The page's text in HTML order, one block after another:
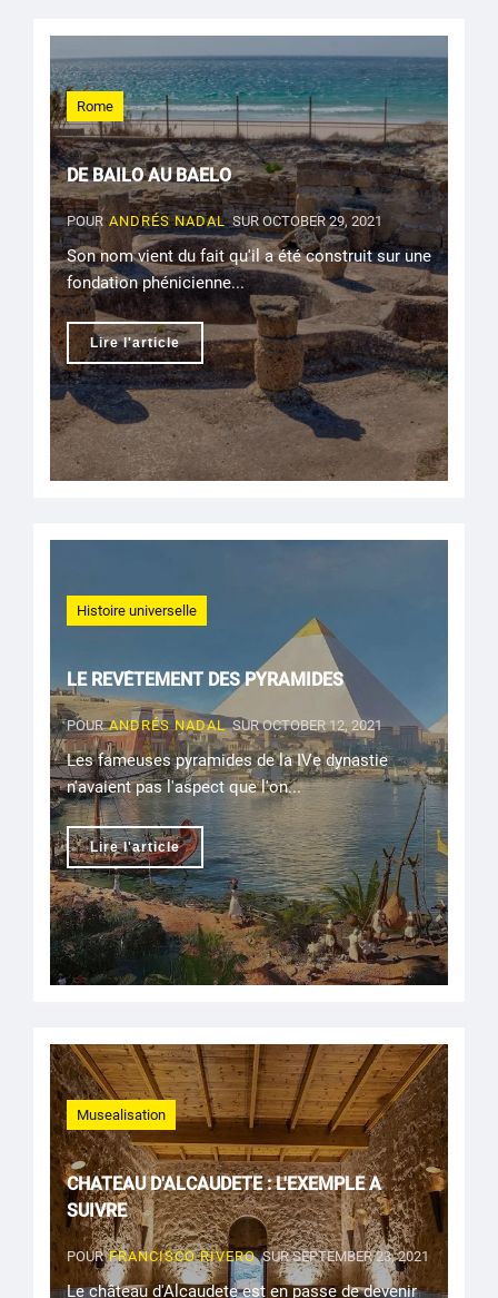
Rome
DE BAILO AU BAELO
POUR ANDRÉS NADALSUR OCTOBER 29, 2021
Son nom vient du fait qu'il a été construit sur une
fondation phénicienne...
Lire l'article
Histoire universelle
LE REVÊTEMENT DES PYRAMIDES
POUR ANDRÉS NADALSUR OCTOBER 12, 2021
Les fameuses pyramides de la IVe dynastie
n'avaient pas l'aspect que l'on...
Lire l'article
Musealisation
CHATEAU D'ALCAUDETE : L'EXEMPLE A
SUIVRE
POUR FRANCISCO RIVEROSUR SEPTEMBER 23, 2021
Le château d'Alcaudete est en passe de devenir